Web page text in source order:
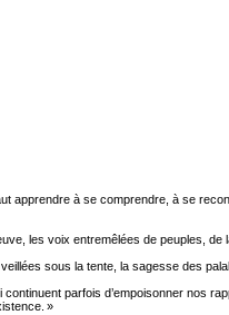
apprendre à se comprendre, à se
les voix entremêlées de peuples, de
sous la tente, la sagesse des
parfois d’empoisonner nos
»